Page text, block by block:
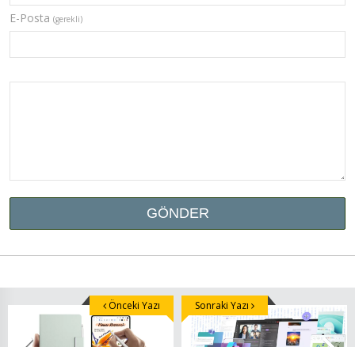
E-Posta (gerekli)
Önceki Yazı Sonraki Yazı